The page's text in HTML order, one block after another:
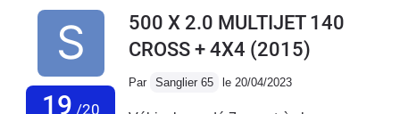
mode dégradé. Retour en concession
en dépanneuse; problème de
19 /20
500 X 2.0 MULTIJET 140
CROSS + 4X4 (2015)
Par Sanglier 65 le 20/04/2023